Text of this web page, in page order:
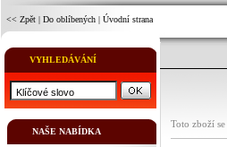
<< Zpět | Do oblíbených | Úvodní strana
VYHLEDÁVÁNÍ
NAŠE NABÍDKA
Toto zboží